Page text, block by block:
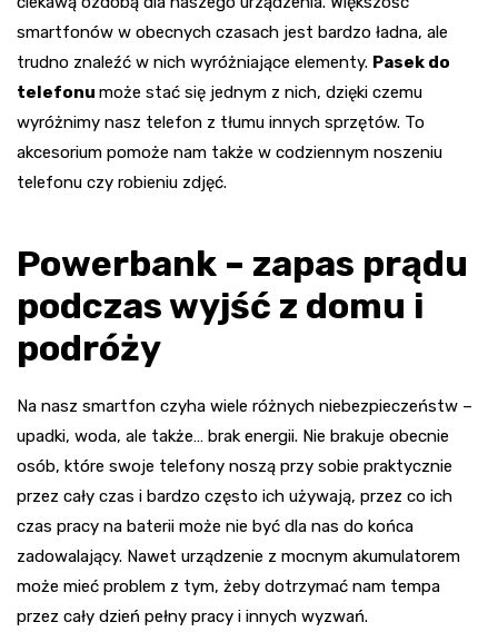
smartfonów w obecnych czasach jest bardzo ładna, ale
trudno znaleźć w nich wyróżniające elementy. Pasek do
telefonu może stać się jednym z nich, dzięki czemu
wyróżnimy nasz telefon z tłumu innych sprzętów. To
akcesorium pomoże nam także w codziennym noszeniu
telefonu czy robieniu zdjęć.
Powerbank – zapas prądu
podczas wyjść z domu i
podróży
Na nasz smartfon czyha wiele różnych niebezpieczeństw –
upadki, woda, ale także… brak energii. Nie brakuje obecnie
osób, które swoje telefony noszą przy sobie praktycznie
przez cały czas i bardzo często ich używają, przez co ich
czas pracy na baterii może nie być dla nas do końca
zadowalający. Nawet urządzenie z mocnym akumulatorem
może mieć problem z tym, żeby dotrzymać nam tempa
przez cały dzień pełny pracy i innych wyzwań.